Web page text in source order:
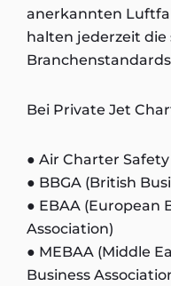
anerkannten
halten jederzeit
Bei Private Jet
● Air Charter
● BBGA (British
● EBAA (European
Association)
● MEBAA (Middle
Business